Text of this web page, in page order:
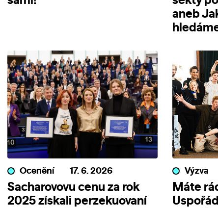
aneb
Ocenění 17. 6. 2026
Sacharovovu cenu za rok
2025 získali perzekuovaní
Výzva
Máte